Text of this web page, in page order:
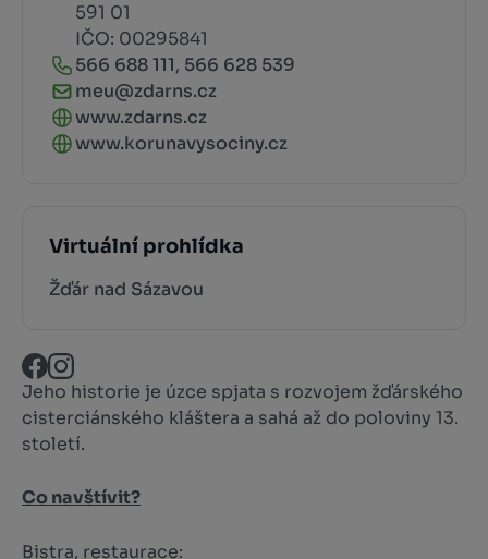
591 01
IČO: 00295841
566 688 111, 566 628 539
meu@zdarns.cz
www.zdarns.cz
www.korunavysociny.cz
Virtuální prohlídka
Žďár nad Sázavou
Jeho historie je úzce spjata s rozvojem žďárského
cisterciánského kláštera a sahá až do poloviny 13.
století.
Co navštívit?
Bistra, restaurace: